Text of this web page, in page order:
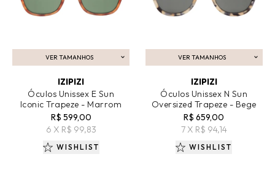
VER TAMANHOS
ADICIONAR AO CARRINHO
IZIPIZI
Óculos Unissex E Sun
Iconic Trapeze - Marrom
R$ 599,00
6 X R$ 99,83
WISHLIST
VER TAMANHOS
ADICIONAR AO CARRINHO
IZIPIZI
Óculos Unissex N Sun
Oversized Trapeze - Bege
R$ 659,00
7 X R$ 94,14
WISHLIST